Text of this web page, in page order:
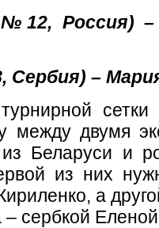
Россия)
Сербия) –
между двумя
Беларуси и
из них
а
– сербкой